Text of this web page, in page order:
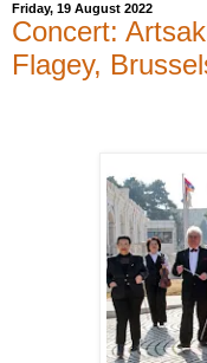
Friday, 19 August 2022
Concert:
Flagey,